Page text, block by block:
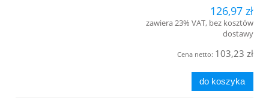
126,97 zł
zawiera 23% VAT, bez kosztów
dostawy
Cena netto: 103,23 zł
do koszyka